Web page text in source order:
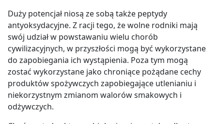
Duży potencjał niosą ze sobą także peptydy
antyoksydacyjne. Z racji tego, że wolne rodniki mają
swój udział w powstawaniu wielu chorób
cywilizacyjnych, w przyszłości mogą być wykorzystane
do zapobiegania ich wystąpienia. Poza tym mogą
zostać wykorzystane jako chroniące pożądane cechy
produktów spożywczych zapobiegające utlenianiu i
niekorzystnym zmianom walorów smakowych i
odżywczych.